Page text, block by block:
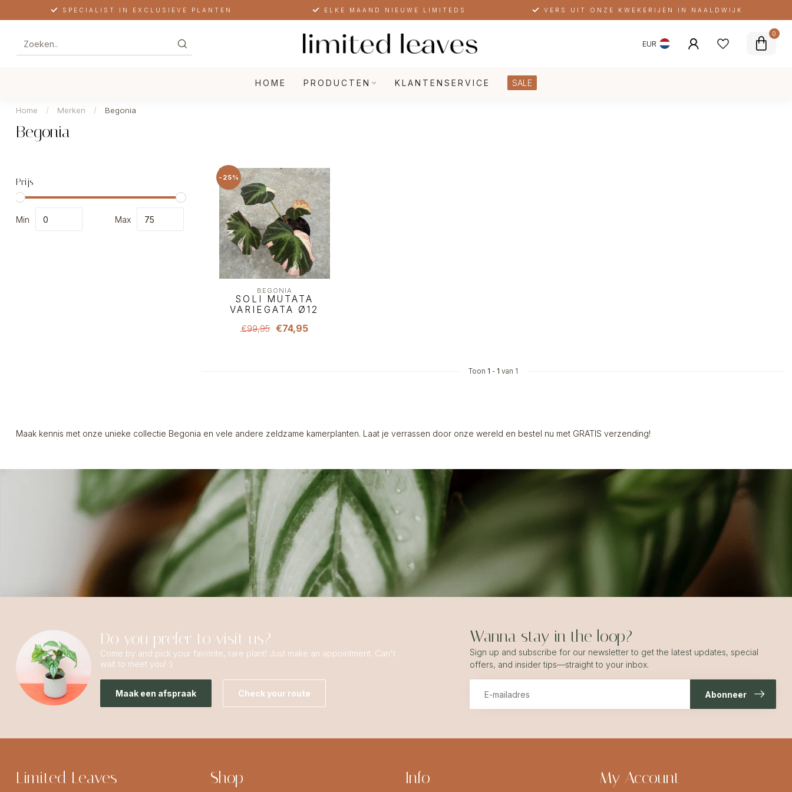
SPECIALIST IN EXCLUSIEVE PLANTEN ELKE MAAND NIEUWE LIMITEDS VERS UIT ONZE KWEKERIJEN IN NAALDWIJK
EUR
0
HOME PRODUCTEN KLANTENSERVICE SALE
Home / Merken / Begonia
Begonia
Prijs
Min Max
-25%
BEGONIA
SOLI MUTATA
VARIEGATA Ø12
€99,95 €74,95
Toon 1 - 1 van 1
Maak kennis met onze unieke collectie Begonia en vele andere zeldzame kamerplanten. Laat je verrassen door onze wereld en bestel nu met GRATIS verzending!
Do you prefer to visit us?
Come by and pick your favorite, rare plant! Just make an appointment. Can't
wait to meet you! :)
Maak een afspraak Check your route
Wanna stay in the loop?
Sign up and subscribe for our newsletter to get the latest updates, special
offers, and insider tips—straight to your inbox.
Abonneer
Limited Leaves Shop Info My Account